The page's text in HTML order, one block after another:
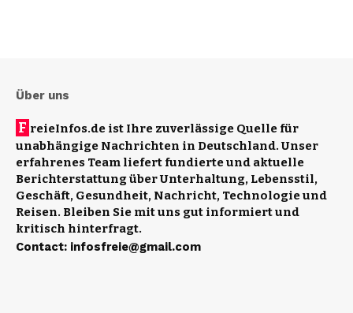
Über uns
F reieInfos.de ist Ihre zuverlässige Quelle für
unabhängige Nachrichten in Deutschland. Unser
erfahrenes Team liefert fundierte und aktuelle
Berichterstattung über Unterhaltung, Lebensstil,
Geschäft, Gesundheit, Nachricht, Technologie und
Reisen. Bleiben Sie mit uns gut informiert und
kritisch hinterfragt.
Contact: infosfreie@gmail.com